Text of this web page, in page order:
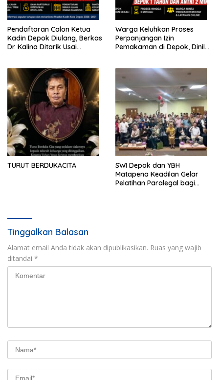
Pendaftaran Calon Ketua
Kadin Depok Diulang, Berkas
Dr. Kalina Ditarik Usai
Warga Keluhkan Proses
Perpanjangan Izin
Pemakaman di Depok, Dinilai
TURUT BERDUKACITA
SWI Depok dan YBH
Matapena Keadilan Gelar
Pelatihan Paralegal bagi
Tinggalkan Balasan
Alamat email Anda tidak akan dipublikasikan. Ruas yang wajib
ditandai *